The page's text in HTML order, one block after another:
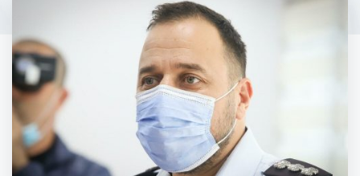
Коронавирус
Происшествия
Статьи
ЧП И КРИМИНАЛ
1000 мелочей